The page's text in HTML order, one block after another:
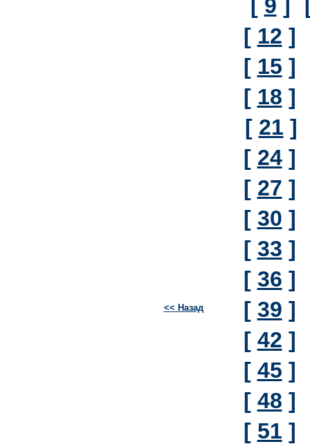
<< Назад
[ 9 ]
[ 12 ]
[ 15 ]
[ 18 ]
[ 21 ]
[ 24]
[ 27 ]
[ 30 ]
[ 33 ]
[ 36 ]
[ 39 ]
[ 42 ]
[ 45 ]
[ 48 ]
[ 51 ]